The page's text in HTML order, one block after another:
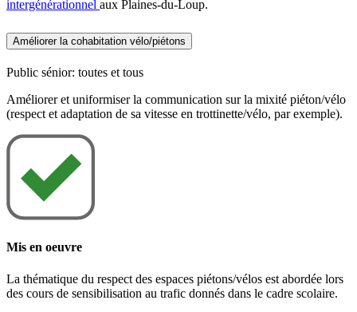
intergénérationnel aux Plaines-du-Loup.
Améliorer la cohabitation vélo/piétons
Public sénior: toutes et tous
Améliorer et uniformiser la communication sur la mixité piéton/vélo
(respect et adaptation de sa vitesse en trottinette/vélo, par exemple).
Mis en oeuvre
La thématique du respect des espaces piétons/vélos est abordée lors
des cours de sensibilisation au trafic donnés dans le cadre scolaire.